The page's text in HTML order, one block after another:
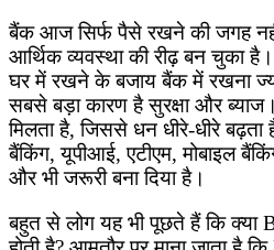
बैंक आज सिर्फ पैसे रखने की जगह
आर्थिक व्यवस्था की रीढ़ बन चुका
घर में रखने के बजाय बैंक में रखना
सबसे बड़ा कारण है सुरक्षा और
मिलता है, जिससे धन धीरे-धीरे
बैंकिंग, यूपीआई, एटीएम, मोबाइल
और भी जरूरी बना दिया है।
बहुत से लोग यह भी पूछते हैं कि क्या